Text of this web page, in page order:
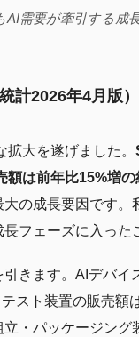
需要が牽引する
計2026年4月版）
大を遂げました。
額は前年比15%増
の成長要因です
フェーズに入った
きます。AIデバイ
スト装置の販売
・パッケージング